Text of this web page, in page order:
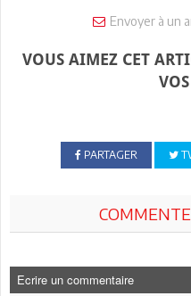
Envoyer à un
VOUS AIMEZ CET
PARTAGER
Ecrire un commentaire